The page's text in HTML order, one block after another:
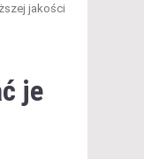
jakości
je